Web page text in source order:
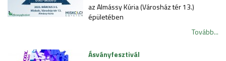
az Almássy Kúria (Városház tér 13.)
épületében
Tovább...
Ásványfesztivál